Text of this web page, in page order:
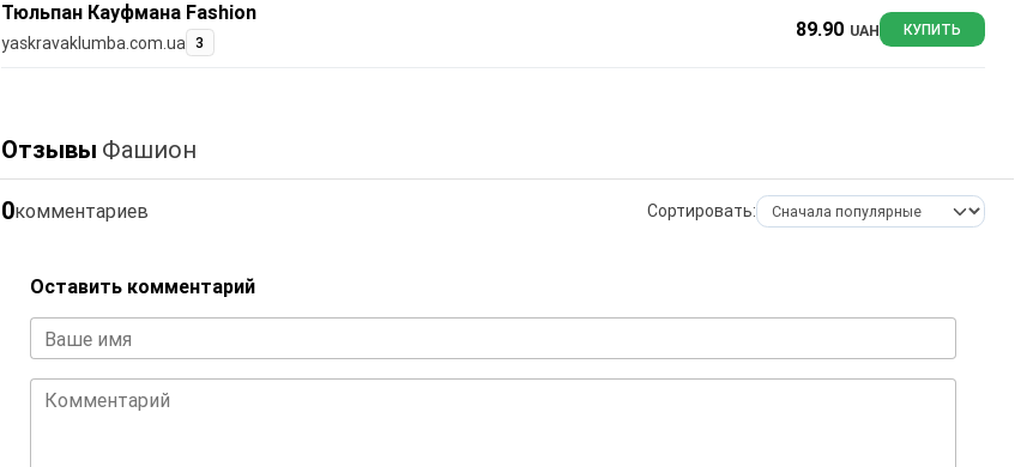
Тюльпан Кауфмана Fashion
yaskravaklumba.com.ua 3
89.90 UAH КУПИТЬ
Отзывы Фашион
0комментариев Сортировать:
Оставить комментарий
Ваше имя
Комментарий